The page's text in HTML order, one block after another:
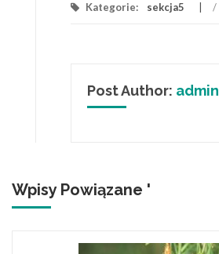
Kategorie: sekcja5 /
Post Author: admin
Wpisy Powiązane '